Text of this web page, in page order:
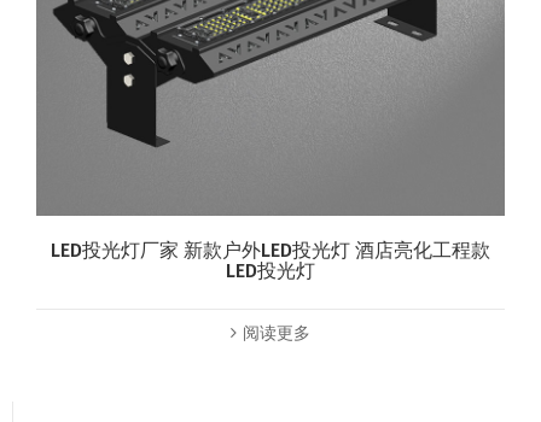
LED投光灯厂家 新款户外LED投光灯 酒店亮化工程款
LED投光灯
阅读更多